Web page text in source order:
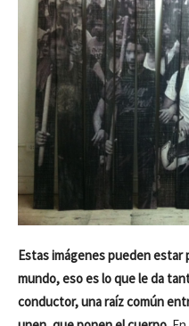
Estas imágenes pueden estar
mundo, eso es lo que le da
conductor, una raíz común